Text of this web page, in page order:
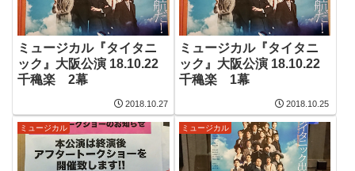
ミュージカル『タイタニ
ック』大阪公演 18.10.22
千穐楽 2幕
2018.10.27
ミュージカル『タイタニ
ック』大阪公演 18.10.22
千穐楽 1幕
2018.10.25
ミュージカル ミュージカル